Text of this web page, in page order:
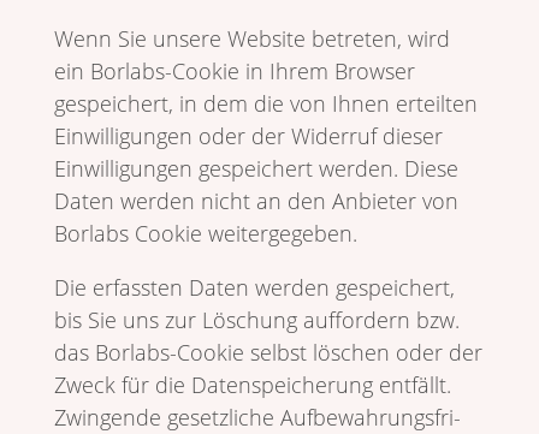
Wenn Sie unsere Website betreten, wird
ein Borlabs-Cookie in Ihrem Browser
gespei­chert, in dem die von Ihnen erteilten
Einwil­li­gungen oder der Widerruf dieser
Einwil­li­gungen gespei­chert werden. Diese
Daten werden nicht an den Anbieter von
Borlabs Cookie weitergegeben.
Die erfassten Daten werden gespei­chert,
bis Sie uns zur Löschung auffor­dern bzw.
das Borlabs-Cookie selbst löschen oder der
Zweck für die Daten­spei­che­rung entfällt.
Zwin­gende gesetz­liche Aufbe­wah­rungs­fri­